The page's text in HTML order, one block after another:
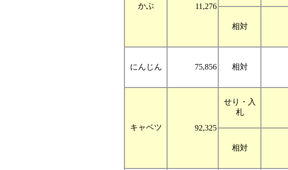
かぶ 11,276
相対
にんじん 75,856 相対
キャベツ 92,325
せり・入
札
相対